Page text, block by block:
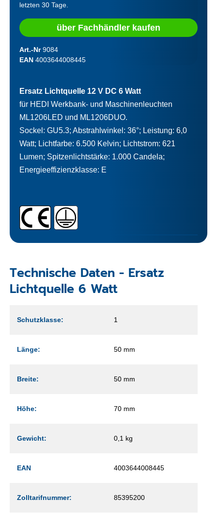
letzten 30 Tage.
über Fachhändler kaufen
Art.-Nr9084
EAN 4003644008445
Ersatz Lichtquelle 12 V DC 6 Watt
für HEDI Werkbank- und Maschinenleuchten
ML1206LED und ML1206DUO.
Sockel: GU5.3; Abstrahlwinkel: 36°; Leistung: 6,0
Watt; Lichtfarbe: 6.500 Kelvin; Lichtstrom: 621
Lumen; Spitzenlichtstärke: 1.000 Candela;
Energieeffizienzklasse: E
Technische Daten - Ersatz
Lichtquelle 6 Watt
Schutzklasse: 1
Länge: 50 mm
Breite: 50 mm
Höhe: 70 mm
Gewicht: 0,1 kg
EAN 4003644008445
Zolltarifnummer: 85395200